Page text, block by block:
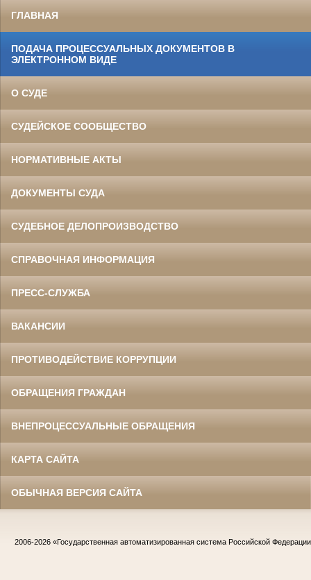
ГЛАВНАЯ
ПОДАЧА ПРОЦЕССУАЛЬНЫХ ДОКУМЕНТОВ В
ЭЛЕКТРОННОМ ВИДЕ
О СУДЕ
СУДЕЙСКОЕ СООБЩЕСТВО
НОРМАТИВНЫЕ АКТЫ
ДОКУМЕНТЫ СУДА
СУДЕБНОЕ ДЕЛОПРОИЗВОДСТВО
СПРАВОЧНАЯ ИНФОРМАЦИЯ
ПРЕСС-СЛУЖБА
ВАКАНСИИ
ПРОТИВОДЕЙСТВИЕ КОРРУПЦИИ
ОБРАЩЕНИЯ ГРАЖДАН
ВНЕПРОЦЕССУАЛЬНЫЕ ОБРАЩЕНИЯ
КАРТА САЙТА
ОБЫЧНАЯ ВЕРСИЯ САЙТА
2006-2026 «Государственная автоматизированная система Российской